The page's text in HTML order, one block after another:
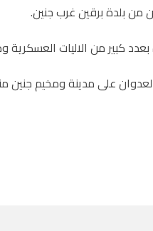
من بلدة برقين غرب جنين.
كبير من الاليات
على مدينة ومخيم جنين منذ 17